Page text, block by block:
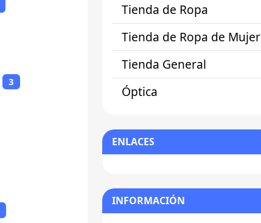
3
Tienda de Ropa
Tienda de Ropa de Mujer
Tienda General
Óptica
ENLACES
INFORMACIÓN